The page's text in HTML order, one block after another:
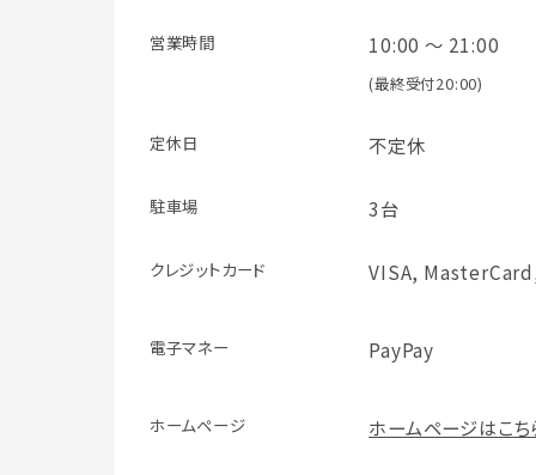
営業時間 10:00 ～ 21:00
(最終受付20:00)
定休日 不定休
駐車場 3台
クレジットカード VISA,
電子マネー PayPay
ホームページ ホームページはこち